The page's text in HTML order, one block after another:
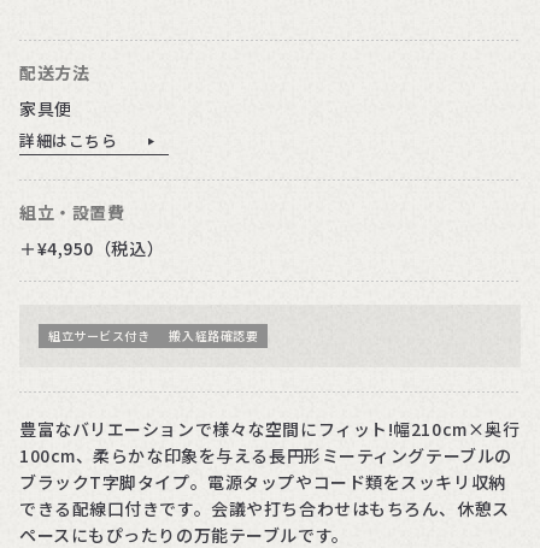
配送方法
家具便
詳細はこちら
組立・設置費
＋¥4,950（税込）
組立サービス付き 搬入経路確認要
豊富なバリエーションで様々な空間にフィット!幅210cm×奥行
100cm、柔らかな印象を与える長円形ミーティングテーブルの
ブラックT字脚タイプ。電源タップやコード類をスッキリ収納
できる配線口付きです。会議や打ち合わせはもちろん、休憩ス
ペースにもぴったりの万能テーブルです。